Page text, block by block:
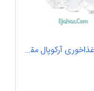
سرویس غذاخوری آرکوپال مقصود 25 پارچه داماس طرح آرتا صورتی